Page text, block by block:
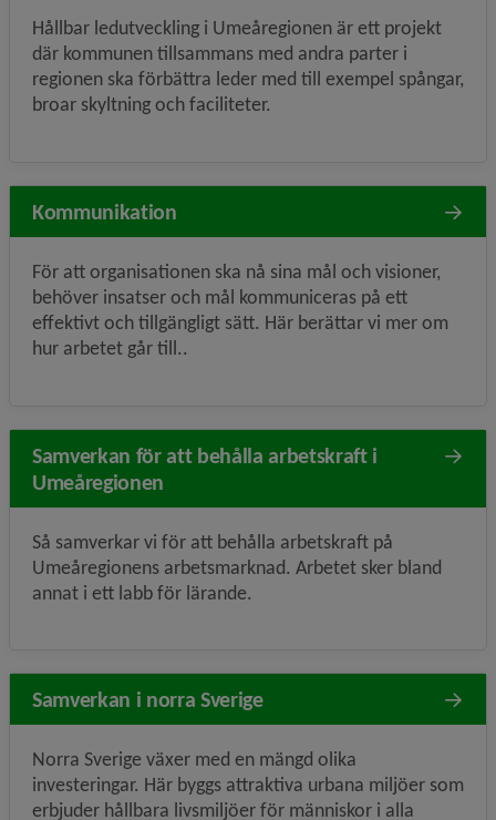
Hållbar ledutveckling i Umeåregionen är ett projekt
där kommunen tillsammans med andra parter i
regionen ska förbättra leder med till exempel spångar,
broar skyltning och faciliteter.
Kommunikation
För att organisationen ska nå sina mål och visioner,
behöver insatser och mål kommuniceras på ett
effektivt och tillgängligt sätt. Här berättar vi mer om
hur arbetet går till..
Samverkan för att behålla arbetskraft i
Umeåregionen
Så samverkar vi för att behålla arbetskraft på
Umeåregionens arbetsmarknad. Arbetet sker bland
annat i ett labb för lärande.
Samverkan i norra Sverige
Norra Sverige växer med en mängd olika
investeringar. Här byggs attraktiva urbana miljöer som
erbjuder hållbara livsmiljöer för människor i alla